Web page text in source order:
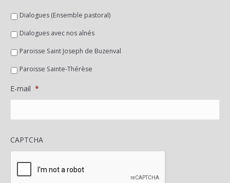
Dialogues (Ensemble pastoral)
Dialogues avec nos aînés
Paroisse Saint Joseph de Buzenval
Paroisse Sainte-Thérèse
E-mail *
CAPTCHA